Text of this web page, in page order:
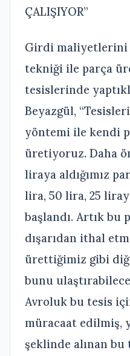
ÇALIŞIYOR”
Girdi maliyetlerini
tekniği ile parça
tesislerinde
Beyazgül,
yöntemi ile kendi
üretiyoruz. Daha
liraya aldığımız
lira, 50 lira, 25
başlandı. Artık bu
dışarıdan ithal
ürettiğimiz gibi
bunu
Avroluk bu tesis
müracaat edilmiş,
şeklinde alınan bu